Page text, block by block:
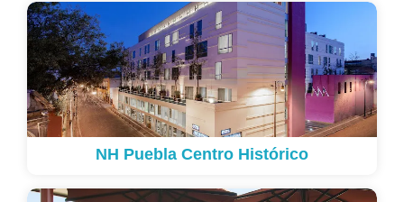
NH Puebla Centro Histórico